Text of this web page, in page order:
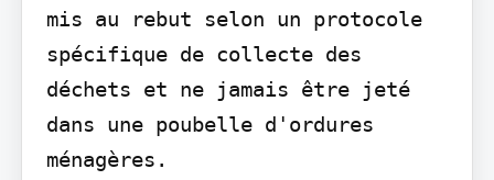
mis au rebut selon un protocole
spécifique de collecte des
déchets et ne jamais être jeté
dans une poubelle d'ordures
ménagères.